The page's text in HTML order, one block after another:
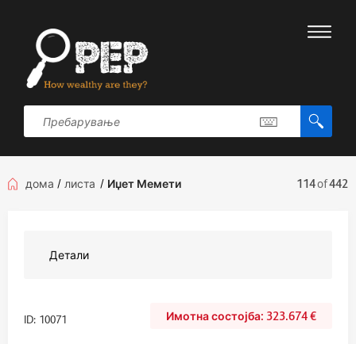
дома / листа / Иџет Мемети 114of442
Детали
ID: 10071 323.674€